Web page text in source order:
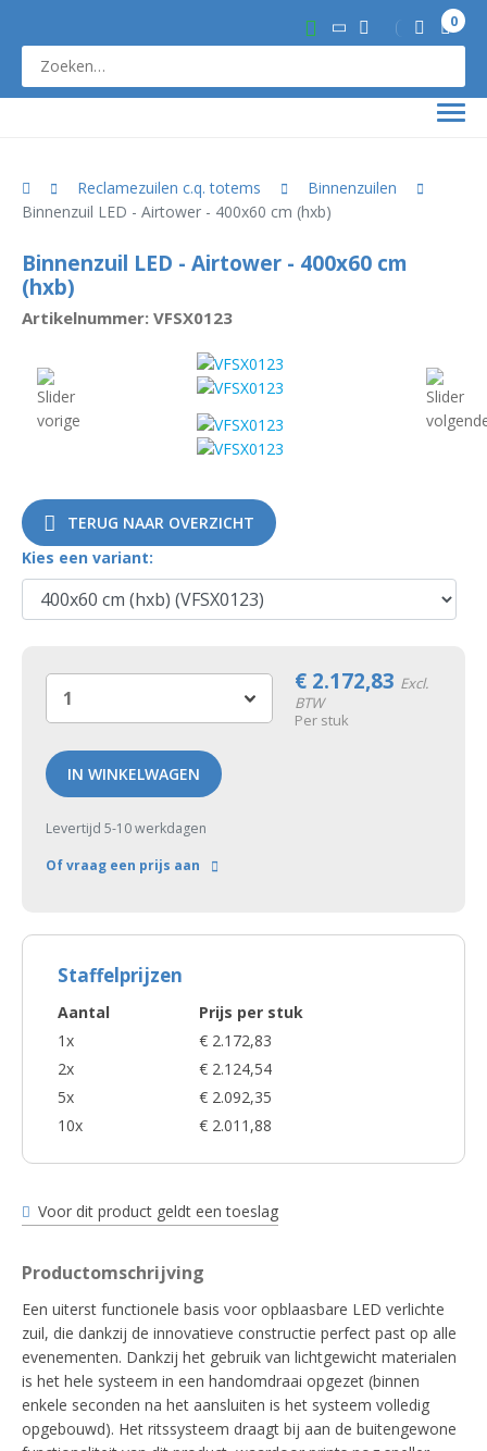
0
Reclamezuilen c.q. totems
Binnenzuilen
Binnenzuil LED - Airtower - 400x60 cm (hxb)
Binnenzuil LED - Airtower - 400x60 cm
(hxb)
Artikelnummer: VFSX0123
TERUG NAAR OVERZICHT
Kies een variant:
€ 2.172,83 Excl.
BTW
Per stuk
IN WINKELWAGEN
Levertijd 5-10 werkdagen
Of vraag een prijs aan
Staffelprijzen
Aantal
Prijs per stuk
1x
€ 2.172,83
2x
€ 2.124,54
5x
€ 2.092,35
10x
€ 2.011,88
Voor dit product geldt een toeslag
Productomschrijving
Een uiterst functionele basis voor opblaasbare LED verlichte
zuil, die dankzij de innovatieve constructie perfect past op alle
evenementen. Dankzij het gebruik van lichtgewicht materialen
is het hele systeem in een handomdraai opgezet (binnen
enkele seconden na het aansluiten is het systeem volledig
opgebouwd). Het ritssysteem draagt ​​bij aan de buitengewone